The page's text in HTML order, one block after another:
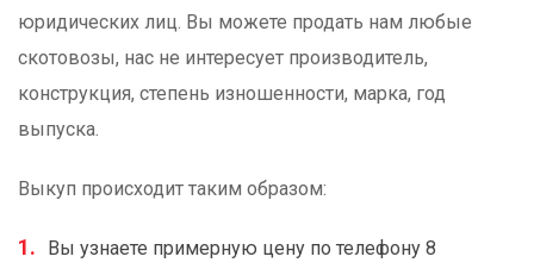
юридических лиц. Вы можете продать нам любые
скотовозы, нас не интересует производитель,
конструкция, степень изношенности, марка, год
выпуска.
Выкуп происходит таким образом:
Вы узнаете примерную цену по телефону 8